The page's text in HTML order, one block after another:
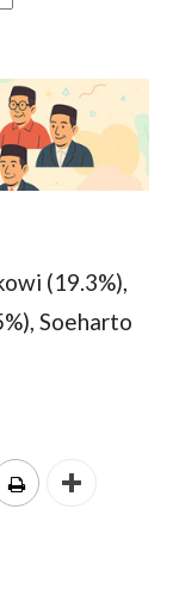
(19.3%),
Soeharto